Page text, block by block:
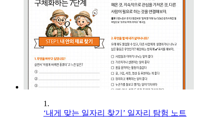
1.
‘내게 맞는 일자리 찾기’ 일자리 탐험 노트